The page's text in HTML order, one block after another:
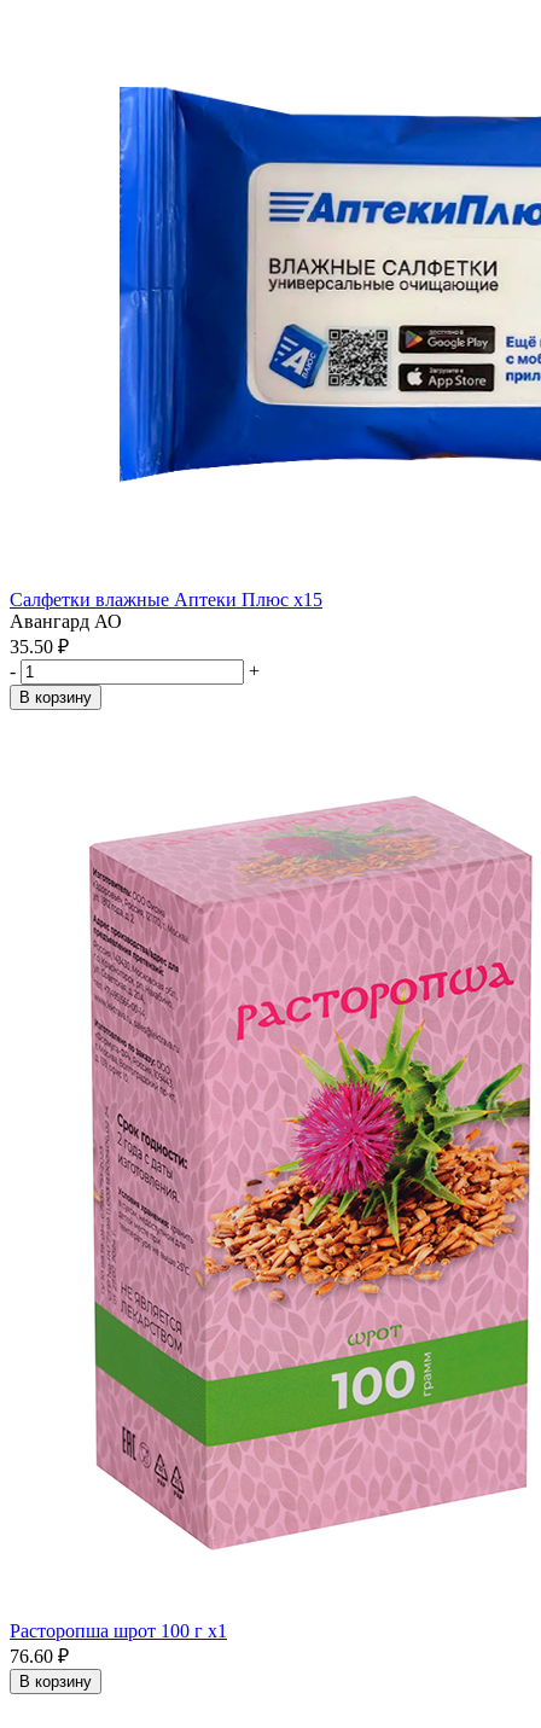
Салфетки влажные Аптеки Плюс x15
Авангард АО
35.50 ₽
-
+
В корзину
Расторопша шрот 100 г x1
76.60 ₽
В корзину